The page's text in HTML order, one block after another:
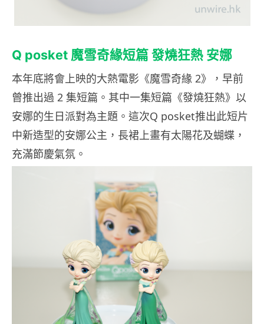
Q posket 魔雪奇緣短篇 發燒狂熱 安娜
本年底將會上映的大熱電影《魔雪奇緣 2》，早前
曾推出過 2 集短篇。其中一集短篇《發燒狂熱》以
安娜的生日派對為主題。這次Q posket推出此短片
中新造型的安娜公主，長裙上畫有太陽花及蝴蝶，
充滿節慶氣氛。